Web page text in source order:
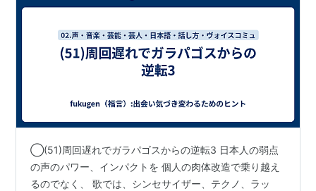
◯(51)周回遅れでガラパゴスからの逆転3 日本人の弱点
の声のパワー、インパクトを 個人の肉体改造で乗り越え
るのでなく、 歌では、シンセサイザー、テクノ、ラッ